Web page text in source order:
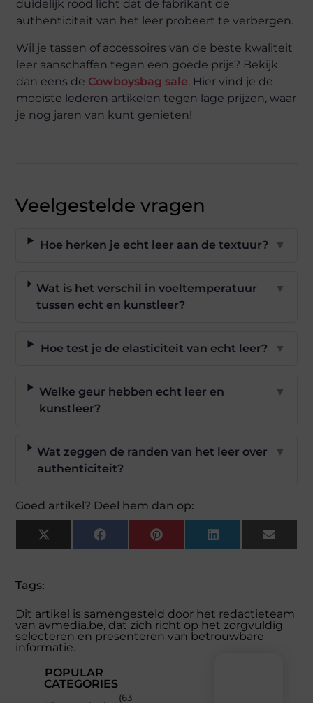
duidelijk rood licht dat de fabrikant de
authenticiteit van het leer probeert te verbergen.
Wil je tassen of accessoires van de beste kwaliteit
leer aanschaffen tegen een goede prijs? Bekijk
dan eens de Cowboysbag sale. Hier vind je de
mooiste lederen artikelen tegen lage prijzen, waar
je nog jaren van kunt genieten!
Veelgestelde vragen
Hoe herken je echt leer aan de textuur? ▼
Wat is het verschil in voeltemperatuur
tussen echt en kunstleer?
▼
Hoe test je de elasticiteit van echt leer? ▼
Welke geur hebben echt leer en
kunstleer?
▼
Wat zeggen de randen van het leer over
authenticiteit?
▼
Goed artikel? Deel hem dan op:
X
(Twitter)
FacebookPinterestLinkedIn Email
Tags:
Dit artikel is samengesteld door het redactieteam
van avmedia.be, dat zich richt op het zorgvuldig
selecteren en presenteren van betrouwbare
informatie.
POPULAR
CATEGORIES
(63